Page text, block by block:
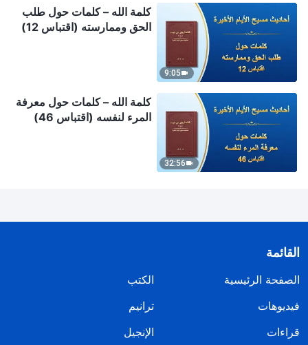
9:05
كلمة الله – كلمات حول طلب
الحق وممارسته (اقتباس 12)
32:56
كلمة الله – كلمات حول معرفة
المرء لنفسه (اقتباس 46)
القائمة
الصفحة الرئيسية
الكتب
فيديوهات
ترانيم
قراءات
الإنجيل